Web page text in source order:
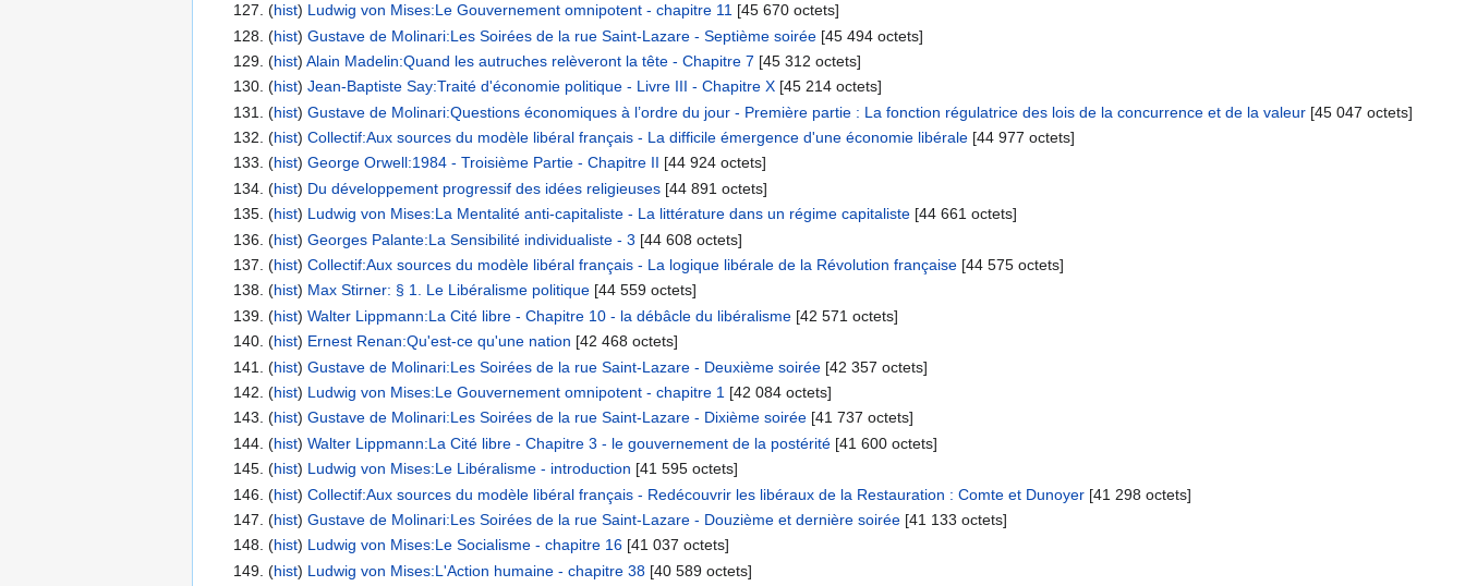
(hist) ‎ Ludwig von Mises:Le Gouvernement omnipotent - chapitre 11 ‎[45 670 octets]
(hist) ‎ Gustave de Molinari:Les Soirées de la rue Saint-Lazare - Septième soirée‎[45 494 octets]
(hist) ‎ Alain Madelin:Quand les autruches relèveront la tête - Chapitre 7 ‎[45 312 octets]
(hist) ‎ Jean-Baptiste Say:Traité d'économie politique - Livre III - Chapitre X‎[45 214 octets]
(hist) ‎ Gustave de Molinari:Questions économiques à l’ordre du jour - Première partie : La fonction régulatrice des lois de la concurrence et de la valeur‎[45 047 octets]
(hist) ‎ Collectif:Aux sources du modèle libéral français - La difficile émergence d'une économie libérale‎[44 977 octets]
(hist) ‎ George Orwell:1984 - Troisième Partie - Chapitre II ‎[44 924 octets]
(hist) ‎ Du développement progressif des idées religieuses‎[44 891 octets]
(hist) ‎ Ludwig von Mises:La Mentalité anti-capitaliste - La littérature dans un régime capitaliste‎[44 661 octets]
(hist) ‎ Georges Palante:La Sensibilité individualiste - 3 ‎[44 608 octets]
(hist) ‎ Collectif:Aux sources du modèle libéral français - La logique libérale de la Révolution française‎[44 575 octets]
(hist) ‎ Max Stirner: § 1. Le Libéralisme politique‎[44 559 octets]
(hist) ‎ Walter Lippmann:La Cité libre - Chapitre 10 - la débâcle du libéralisme‎[42 571 octets]
(hist) ‎ Ernest Renan:Qu'est-ce qu'une nation ‎[42 468 octets]
(hist) ‎ Gustave de Molinari:Les Soirées de la rue Saint-Lazare - Deuxième soirée‎[42 357 octets]
(hist) ‎ Ludwig von Mises:Le Gouvernement omnipotent - chapitre 1 ‎[42 084 octets]
(hist) ‎ Gustave de Molinari:Les Soirées de la rue Saint-Lazare - Dixième soirée‎[41 737 octets]
(hist) ‎ Walter Lippmann:La Cité libre - Chapitre 3 - le gouvernement de la postérité‎[41 600 octets]
(hist) ‎ Ludwig von Mises:Le Libéralisme - introduction ‎[41 595 octets]
(hist) ‎ Collectif:Aux sources du modèle libéral français - Redécouvrir les libéraux de la Restauration : Comte et Dunoyer‎[41 298 octets]
(hist) ‎ Gustave de Molinari:Les Soirées de la rue Saint-Lazare - Douzième et dernière soirée‎[41 133 octets]
(hist) ‎ Ludwig von Mises:Le Socialisme - chapitre 16‎[41 037 octets]
(hist) ‎ Ludwig von Mises:L'Action humaine - chapitre 38‎[40 589 octets]